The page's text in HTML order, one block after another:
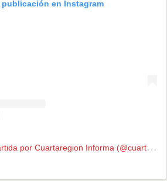
publicación en Instagram
U
na publicación compartida por Cuartaregion Informa (@cuartaregioninforma)